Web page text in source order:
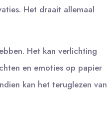
Het draait allemaal
Het kan verlichting
en emoties op papier
kan het teruglezen van